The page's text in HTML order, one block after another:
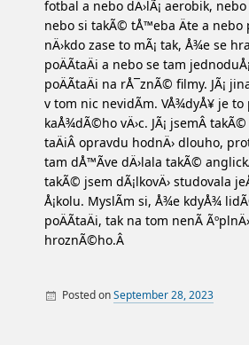
fotbal a nebo dÄ›lÃ¡ aerobik,
nebo si takÃ© tÅ™eba Äte a nebo
nÄ›kdo zase to mÃ¡ tak, Å¾e se
poÄÃ­taÄi a nebo se tam
poÄÃ­taÄi na rÅ¯znÃ© filmy. JÃ¡
v tom nic nevidÃ­m. VÅ¾dyÅ¥ je to
kaÅ¾dÃ©ho vÄ›c. JÃ¡ jsemÂ
taÄiÂ opravdu hodnÄ› dlouho,
tam dÅ™Ã­ve dÄ›lala takÃ©
takÃ© jsem dÃ¡lkovÄ› studovala
Å¡kolu. MyslÃ­m si, Å¾e kdyÅ¾
poÄÃ­taÄi, tak na tom nenÃ­
hroznÃ©ho.Â
Posted onSeptember 28, 2023